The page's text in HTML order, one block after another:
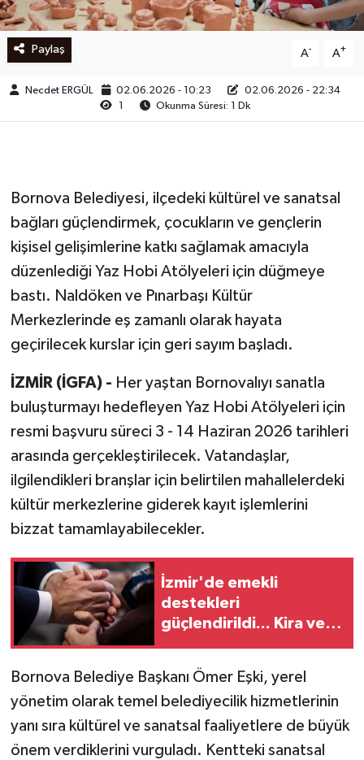
Paylaş A- A+
Necdet ERGÜL 02.06.2026 - 10:23
02.06.2026 - 22:34
1
Okunma Süresi: 1 Dk
Bornova Belediyesi, ilçedeki kültürel ve sanatsal
bağları güçlendirmek, çocukların ve gençlerin
kişisel gelişimlerine katkı sağlamak amacıyla
düzenlediği Yaz Hobi Atölyeleri için düğmeye
bastı. Naldöken ve Pınarbaşı Kültür
Merkezlerinde eş zamanlı olarak hayata
geçirilecek kurslar için geri sayım başladı.
İZMİR (İGFA) - Her yaştan Bornovalıyı sanatla
buluşturmayı hedefleyen Yaz Hobi Atölyeleri için
resmi başvuru süreci 3 - 14 Haziran 2026 tarihleri
arasında gerçekleştirilecek. Vatandaşlar,
ilgilendikleri branşlar için belirtilen mahallelerdeki
kültür merkezlerine giderek kayıt işlemlerini
bizzat tamamlayabilecekler.
İzmir'de emekli
destekleri
güçlendirildi... Kira ve
TL'ye çıkarıldı
Bornova Belediye Başkanı Ömer Eşki, yerel
yönetim olarak temel belediyecilik hizmetlerinin
yanı sıra kültürel ve sanatsal faaliyetlere de büyük
önem verdiklerini vurguladı. Kentteki sanatsal
Ege
Yerel